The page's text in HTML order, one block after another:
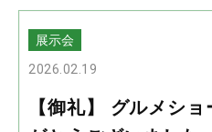
展示会
2026.02.19
【御礼】 グルメシ